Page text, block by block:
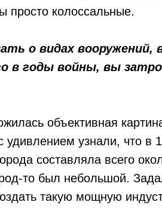
просто колоссальные.
о видах вооружений,
в годы войны, вы
объективная
узнали, что в
составляла всего
то был небольшой.
такую мощную